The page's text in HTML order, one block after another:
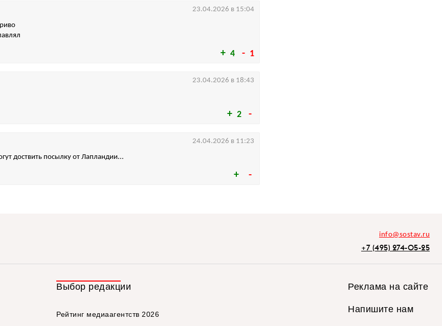
4 1
23.04.2026 в 15:04
2
23.04.2026 в 18:43
доствить посылку от Лапландии...
24.04.2026 в 11:23
info@sostav.ru
+7 (495) 274-05-25
Выбор редакции
Рейтинг медиаагентств 2026
Реклама на сайте
Напишите нам